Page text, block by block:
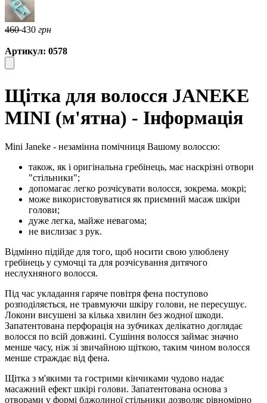
460430 грн
Артикул: 0578
Щітка для волосся JANEKE
MINI (м'ятна) - Інформація
Mini Janeke - незамінна помічниця Вашому волоссю:
також, як і оригінальна гребінець, має наскрізні отвори
"стільники";
допомагає легко розчісувати волосся, зокрема. мокрі;
може використовуватися як приємний масаж шкіри
голови;
дуже легка, майже невагома;
не вислизає з рук.
Відмінно підійде для того, щоб носити свою улюблену
гребінець у сумочці та для розчісування дитячого
неслухняного волосся.
Під час укладання гаряче повітря фена поступово
розподіляється, не травмуючи шкіру голови, не пересушує.
Локони висушені за кілька хвилин без жодної шкоди.
Запатентована перфорація на зубчиках делікатно доглядає
волосся по всій довжині. Сушіння волосся займає значно
менше часу, ніж зі звичайною щіткою, таким чином волосся
менше страждає від фена.
Щітка з м'якими та гострими кінчиками чудово надає
масажний ефект шкірі голови. Запатентована основа з
отворами у формі бджолиної стільники дозволяє рівномірно